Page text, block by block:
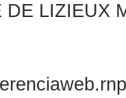
DE LIZIEUX